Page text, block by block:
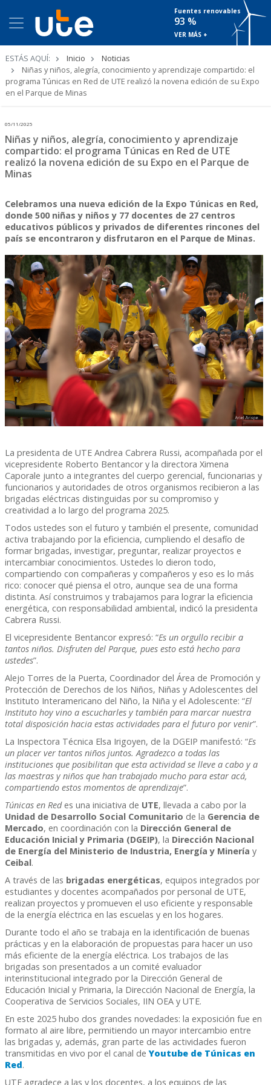
Fuentes renovables
93 %
VER MÁS +
ESTÁS AQUÍ: Inicio
Noticias
Niñas y niños, alegría, conocimiento y aprendizaje compartido: el
programa Túnicas en Red de UTE realizó la novena edición de su Expo
en el Parque de Minas
05/11/2025
Niñas y niños, alegría, conocimiento y aprendizaje
compartido: el programa Túnicas en Red de UTE
realizó la novena edición de su Expo en el Parque de
Minas
Celebramos una nueva edición de la Expo Túnicas en Red,
donde 500 niñas y niños y 77 docentes de 27 centros
educativos públicos y privados de diferentes rincones del
país se encontraron y disfrutaron en el Parque de Minas.
La presidenta de UTE Andrea Cabrera Russi, acompañada por el
vicepresidente Roberto Bentancor y la directora Ximena
Caporale junto a integrantes del cuerpo gerencial, funcionarias y
funcionarios y autoridades de otros organismos recibieron a las
brigadas eléctricas distinguidas por su compromiso y
creatividad a lo largo del programa 2025.
Todos ustedes son el futuro y también el presente, comunidad
activa trabajando por la eficiencia, cumpliendo el desafío de
formar brigadas, investigar, preguntar, realizar proyectos e
intercambiar conocimientos. Ustedes lo dieron todo,
compartiendo con compañeras y compañeros y eso es lo más
rico: conocer qué piensa el otro, aunque sea de una forma
distinta. Así construimos y trabajamos para lograr la eficiencia
energética, con responsabilidad ambiental, indicó la presidenta
Cabrera Russi.
El vicepresidente Bentancor expresó: “Es un orgullo recibir a
tantos niños. Disfruten del Parque, pues esto está hecho para
ustedes”.
Alejo Torres de la Puerta, Coordinador del Área de Promoción y
Protección de Derechos de los Niños, Niñas y Adolescentes del
Instituto Interamericano del Niño, la Niña y el Adolescente: “El
Instituto hoy vino a escucharles y también para marcar nuestra
total disposición hacia estas actividades para el futuro por venir”.
La Inspectora Técnica Elsa Irigoyen, de la DGEIP manifestó: “Es
un placer ver tantos niños juntos. Agradezco a todas las
instituciones que posibilitan que esta actividad se lleve a cabo y a
las maestras y niños que han trabajado mucho para estar acá,
compartiendo estos momentos de aprendizaje”.
Túnicas en Red es una iniciativa de UTE, llevada a cabo por la
Unidad de Desarrollo Social Comunitario de la Gerencia de
Mercado, en coordinación con la Dirección General de
Educación Inicial y Primaria (DGEIP), la Dirección Nacional
de Energía del Ministerio de Industria, Energía y Minería y
Ceibal.
A través de las brigadas energéticas, equipos integrados por
estudiantes y docentes acompañados por personal de UTE,
realizan proyectos y promueven el uso eficiente y responsable
de la energía eléctrica en las escuelas y en los hogares.
Durante todo el año se trabaja en la identificación de buenas
prácticas y en la elaboración de propuestas para hacer un uso
más eficiente de la energía eléctrica. Los trabajos de las
brigadas son presentados a un comité evaluador
interinstitucional integrado por la Dirección General de
Educación Inicial y Primaria, la Dirección Nacional de Energía, la
Cooperativa de Servicios Sociales, IIN OEA y UTE.
En este 2025 hubo dos grandes novedades: la exposición fue en
formato al aire libre, permitiendo un mayor intercambio entre
las brigadas y, además, gran parte de las actividades fueron
transmitidas en vivo por el canal deYoutube de Túnicas en
Red.
UTE agradece a las y los docentes, a los equipos de las